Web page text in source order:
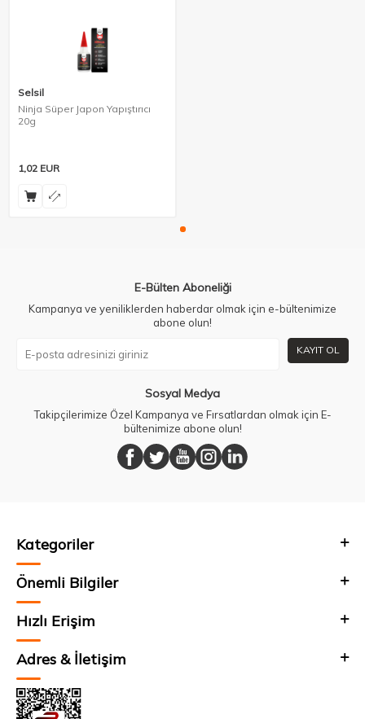
Selsil
Ninja Süper Japon Yapıştırıcı
20g
1,02 EUR
E-Bülten Aboneliği
Kampanya ve yeniliklerden haberdar olmak için e-bültenimize
abone olun!
KAYIT OL
Sosyal Medya
Takipçilerimize Özel Kampanya ve Fırsatlardan olmak için E-
bültenimize abone olun!
Kategoriler
Önemli Bilgiler
Hızlı Erişim
Adres & İletişim